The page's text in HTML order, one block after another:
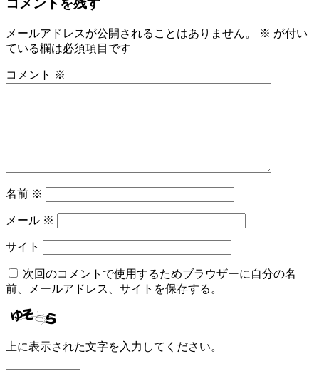
コメントを残す
メールアドレスが公開されることはありません。 ※ が付い
ている欄は必須項目です
コメント ※
名前 ※
メール ※
サイト
次回のコメントで使用するためブラウザーに自分の名
前、メールアドレス、サイトを保存する。
上に表示された文字を入力してください。